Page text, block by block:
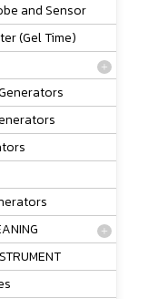
and Sensor
(Gel Time)